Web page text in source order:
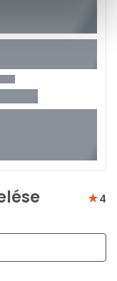
4